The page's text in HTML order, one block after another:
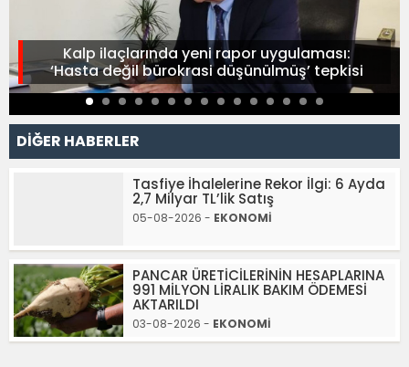
Kalp ilaçlarında yeni rapor uygulaması:
‘Hasta değil bürokrasi düşünülmüş’ tepkisi
DİĞER HABERLER
Tasfiye İhalelerine Rekor İlgi: 6 Ayda
2,7 Milyar TL’lik Satış
05-08-2026 - EKONOMİ
PANCAR ÜRETİCİLERİNİN HESAPLARINA
991 MİLYON LİRALIK BAKIM ÖDEMESİ
AKTARILDI
03-08-2026 - EKONOMİ